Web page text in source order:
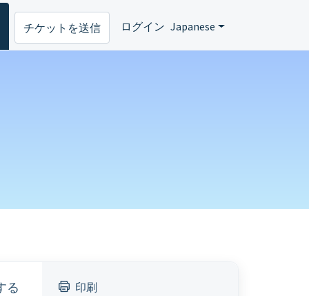
チケットを送信 ログイン Japanese
る 印刷